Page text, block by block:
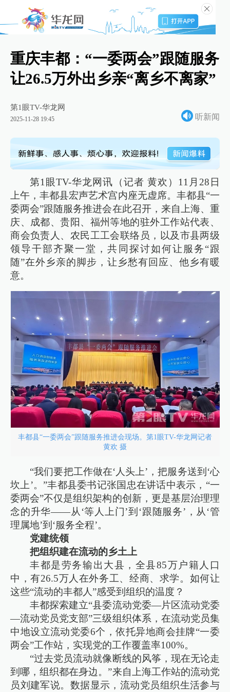
重庆丰都：“一委两会”跟随服务
让26.5万外出乡亲“离乡不离家”
第1眼TV-华龙网
2025-11-28 19:45 听新闻
第1眼TV-华龙网讯（记者 黄欢）11月28日
上午，丰都县宏声艺术宫内座无虚席。丰都县“一
委两会”跟随服务推进会在此召开，来自上海、重
庆、成都、贵阳、福州等地的驻外工作站代表、
商会负责人、农民工工会联络员，以及市县两级
领导干部齐聚一堂，共同探讨如何让服务“跟
随”在外乡亲的脚步，让乡愁有回应、他乡有暖
意。
丰都县“一委两会”跟随服务推进会现场。第1眼TV-华龙网记者
黄欢 摄
“我们要把工作做在‘人头上’，把服务送到‘心
坎上’。”丰都县委书记张国忠在讲话中表示，“一
委两会”不仅是组织架构的创新，更是基层治理理
念的升华——从‘等人上门’到‘跟随服务’，从‘管
理属地’到‘服务全程’。
党建统领
把组织建在流动的乡土上
丰都是劳务输出大县，全县85万户籍人口
中，有26.5万人在外务工、经商、求学。如何让
这些“流动的丰都人”感受到组织的温度？
丰都探索建立“县委流动党委—片区流动党委
—流动党员党支部”三级组织体系，在流动党员集
中地设立流动党委6个，依托异地商会挂牌“一委
两会”工作站，实现党的工作覆盖率100%。
“过去党员流动就像断线的风筝，现在无论走
到哪，组织都在身边。”来自上海工作站的流动党
员刘建军说。数据显示，流动党员组织生活参与